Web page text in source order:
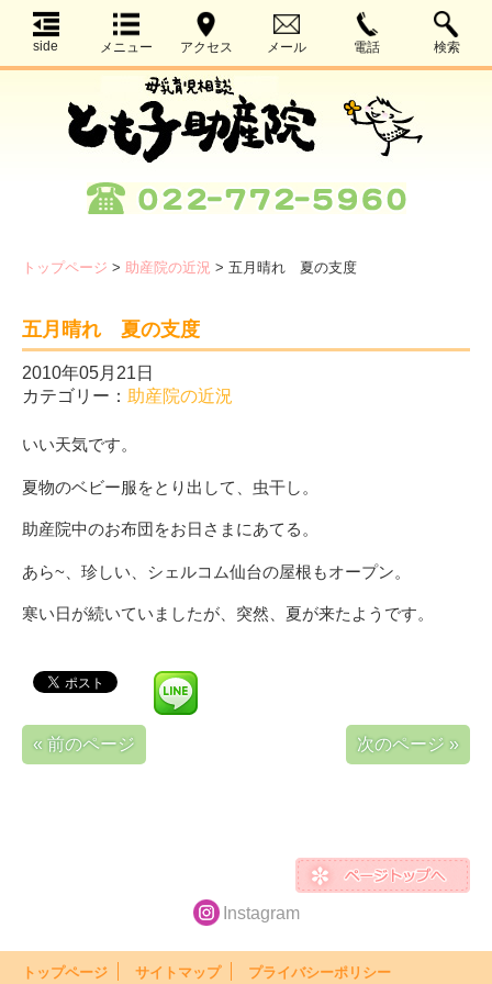
side メニュー アクセス メール 電話 検索
トップページ > 助産院の近況 > 五月晴れ 夏の支度
五月晴れ 夏の支度
2010年05月21日
カテゴリー： 助産院の近況
いい天気です。
夏物のベビー服をとり出して、虫干し。
助産院中のお布団をお日さまにあてる。
あら~、珍しい、シェルコム仙台の屋根もオープン。
寒い日が続いていましたが、突然、夏が来たようです。
« 前のページ 次のページ »
Instagram
トップページ サイトマップ プライバシーポリシー